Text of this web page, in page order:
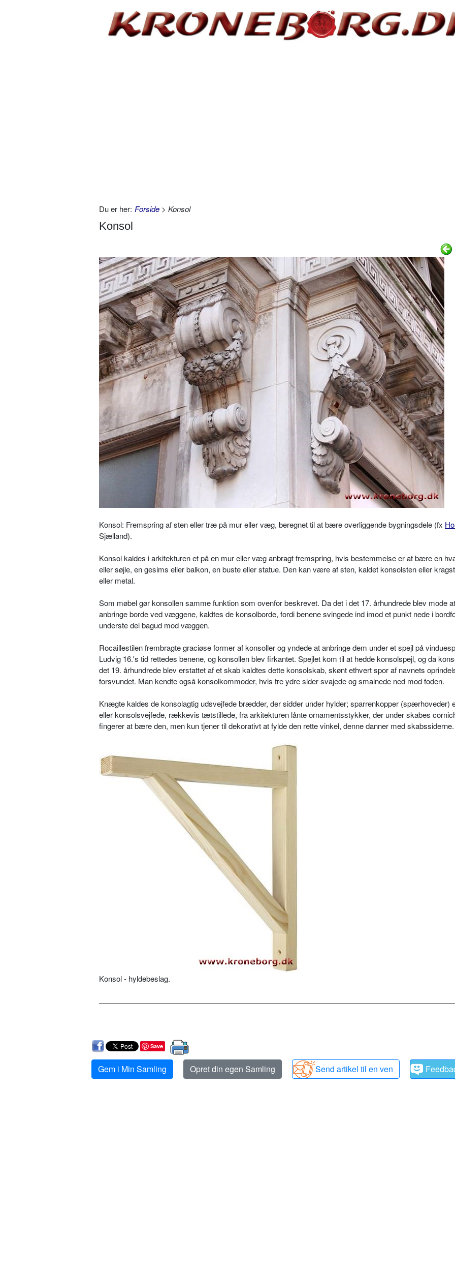
Du er her: Forside > Konsol
Konsol
Konsol: Fremspring af sten eller træ på mur eller væg, beregnet til at bære overliggende bygningsdele (fx
Sjælland).
Konsol kaldes i arkitekturen et på en mur eller væg anbragt fremspring, hvis bestemmelse er at bære en
eller søjle, en gesims eller balkon, en buste eller statue. Den kan være af sten, kaldet konsolsten eller
eller metal.
Som møbel gør konsollen samme funktion som ovenfor beskrevet. Da det i det 17. århundrede blev mode at
anbringe borde ved væggene, kaldtes de konsolborde, fordi benene svingede ind imod et punkt nede i
underste del bagud mod væggen.
Rocaillestilen frembragte graciøse former af konsoller og yndede at anbringe dem under et spejl på
Ludvig 16.'s tid rettedes benene, og konsollen blev firkantet. Spejlet kom til at hedde konsolspejl, og da
det 19. århundrede blev erstattet af et skab kaldtes dette konsolskab, skønt ethvert spor af navnets
forsvundet. Man kendte også konsolkommoder, hvis tre ydre sider svajede og smalnede ned mod foden.
Knægte kaldes de konsolagtig udsvejfede brædder, der sidder under hylder; sparrenkopper (spærhoveder)
eller konsolsvejfede, rækkevis tætstillede, fra arkitekturen lånte ornamentsstykker, der under skabes
fingerer at bære den, men kun tjener til dekorativt at fylde den rette vinkel, denne danner med skabssiderne.
Konsol - hyldebeslag.
Save
Gem i Min Samling Opret din egen Samling Send artikel til en ven